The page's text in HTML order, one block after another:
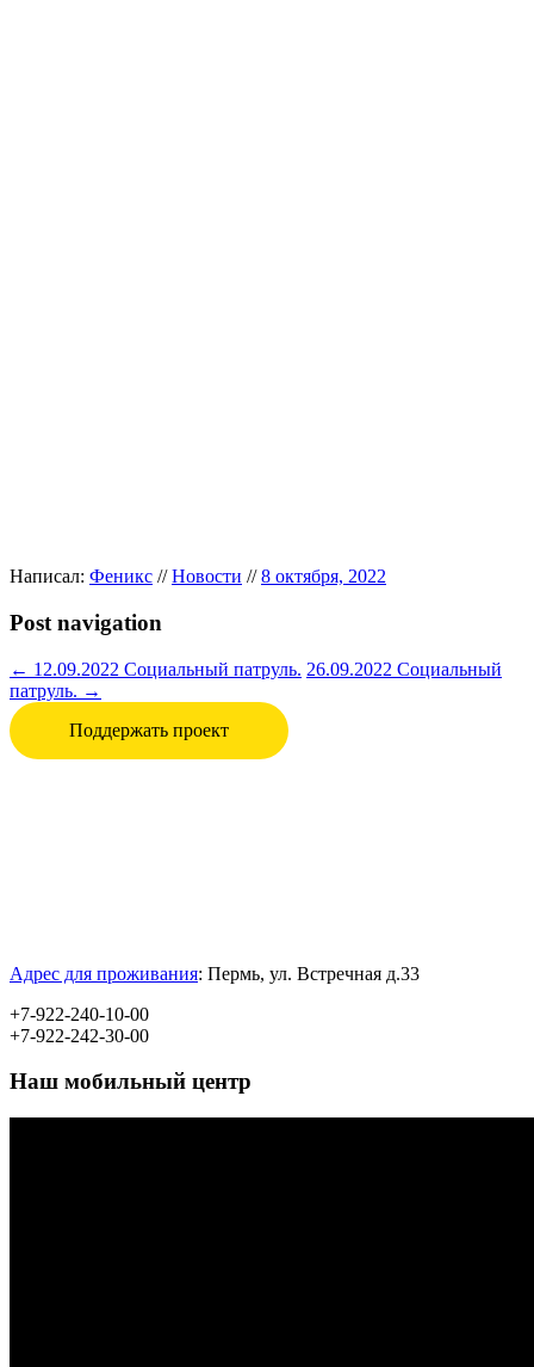
Написал: Феникс // Новости // 8 октября, 2022
Post navigation
← 12.09.2022 Социальный патруль. 26.09.2022 Социальный
патруль. →
Поддержать проект
Адрес для проживания: Пермь, ул. Встречная д.33
+7-922-240-10-00
+7-922-242-30-00
Наш мобильный центр